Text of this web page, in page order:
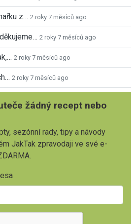
z… 2 roky 7 měsíců ago
2 roky 7 měsíců ago
2 roky 7 měsíců ago
2 roky 7 měsíců ago
žádný recept nebo
sezónní rady, tipy a návody
JakTak zpravodaji ve své e-